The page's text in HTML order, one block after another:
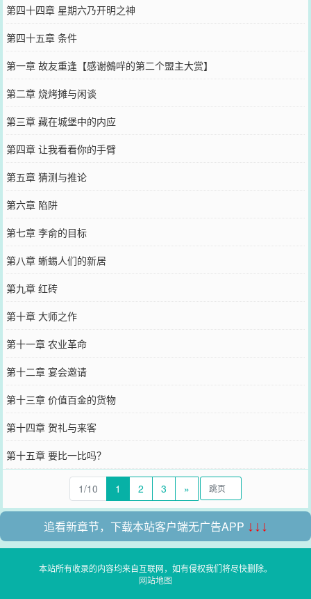
第四十四章 星期六乃开明之神
第四十五章 条件
第一章 故友重逢【感谢鵺哶的第二个盟主大赏】
第二章 烧烤摊与闲谈
第三章 藏在城堡中的内应
第四章 让我看看你的手臂
第五章 猜测与推论
第六章 陷阱
第七章 李俞的目标
第八章 蜥蜴人们的新居
第九章 红砖
第十章 大师之作
第十一章 农业革命
第十二章 宴会邀请
第十三章 价值百金的货物
第十四章 贺礼与来客
第十五章 要比一比吗？
1/10 1 2 3 »
追看新章节，下载本站客户端无广告APP ↓↓↓
本站所有收录的内容均来自互联网，如有侵权我们将尽快删除。
网站地图